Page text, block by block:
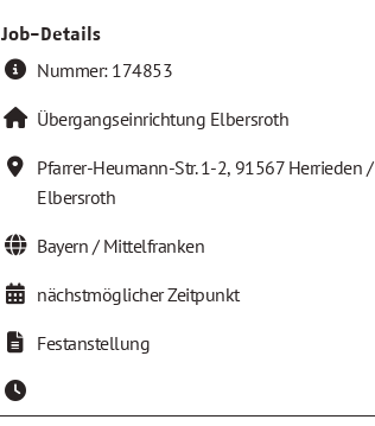
Job-Details
Nummer: 174853
Übergangseinrichtung Elbersroth
Pfarrer-Heumann-Str. 1-2, 91567 Herrieden /
Elbersroth
Bayern / Mittelfranken
nächstmöglicher Zeitpunkt
Festanstellung